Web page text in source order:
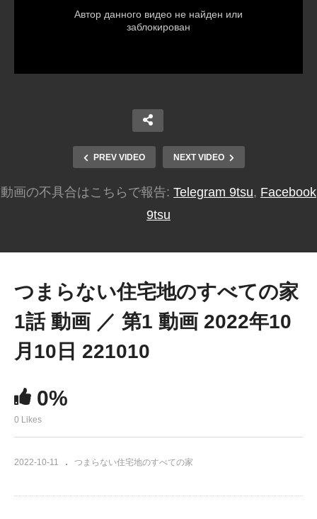
PREV VIDEO NEXT VIDEO
動画の不具合はこちらで報告: Telegram 9tsu, Facebook
9tsu
つまらない住宅地のすべての家
1話 動画 ／ 第1 動画 2022年10
月10日 221010
0%
0 Likes
2022-10-11 つまらない住宅地のすべての家